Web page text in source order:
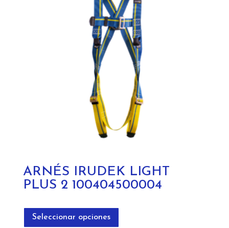
ARNÉS IRUDEK LIGHT
PLUS 2 100404500004
Seleccionar opciones